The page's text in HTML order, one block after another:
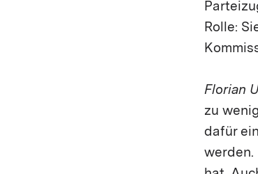
Rolle:
Florian
zu
dafür
werden.